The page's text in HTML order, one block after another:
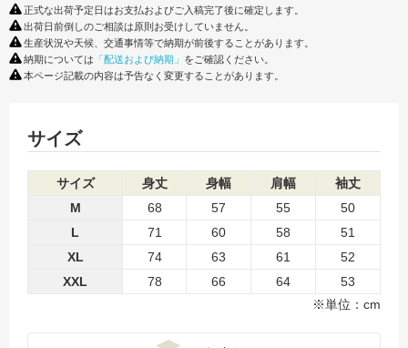
正式な出荷予定日はお支払およびご入稿完了後に確定します。
出荷日前倒しのご相談は原則お受けしていません。
生産状況や天候、交通事情等で納期が前後することがあります。
納期については 「配送および納期」 をご確認ください。
本ページ記載の内容は予告なく変更することがあります。
サイズ
サイズ 身丈 身幅 肩幅
袖丈
M
68 57 55
50
L
71 60 58
51
XL
74 63 61
52
XXL
78 66 64
53
※単位：cm